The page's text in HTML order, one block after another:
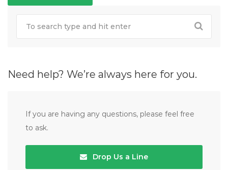
Need help? We’re always here for you.
If you are having any questions, please feel free
to ask.
Drop Us a Line